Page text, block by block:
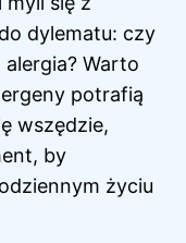
dylematu: czy
Warto
potrafią
wszędzie,
by
życiu